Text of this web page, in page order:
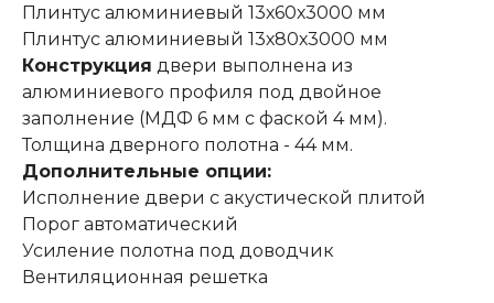
Плинтус алюминиевый 13х60х3000 мм
Плинтус алюминиевый 13х80х3000 мм
Конструкция двери выполнена из
алюминиевого профиля под двойное
заполнение (МДФ 6 мм с фаской 4 мм).
Толщина дверного полотна - 44 мм.
Дополнительные опции:
Исполнение двери с акустической плитой
Порог автоматический
Усиление полотна под доводчик
Вентиляционная решетка